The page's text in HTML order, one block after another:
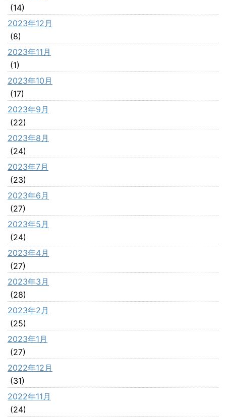
(14)
2023年12月
(8)
2023年11月
(1)
2023年10月
(17)
2023年9月
(22)
2023年8月
(24)
2023年7月
(23)
2023年6月
(27)
2023年5月
(24)
2023年4月
(27)
2023年3月
(28)
2023年2月
(25)
2023年1月
(27)
2022年12月
(31)
2022年11月
(24)